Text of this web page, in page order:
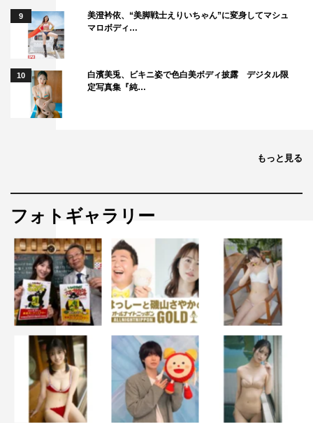
9
美澄衿依、“美脚戦士えりいちゃん”に変身してマシュ
マロボディ…
10
白濱美兎、ビキニ姿で色白美ボディ披露 デジタル限
定写真集『純…
もっと見る
フォトギャラリー